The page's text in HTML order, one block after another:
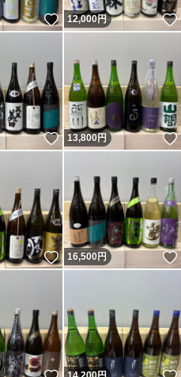
いいね！
12,000円
いいね！
13,800円
いいね！
16,500円